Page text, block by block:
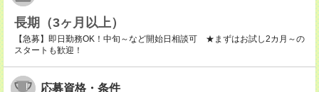
長期（3ヶ月以上）
【急募】即日勤務OK！中旬～など開始日相談可 ★まずはお試し2カ月～の
スタートも歓迎！
応募資格・条件